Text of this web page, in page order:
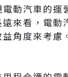
動汽車的運
來看，電動
角度來考慮